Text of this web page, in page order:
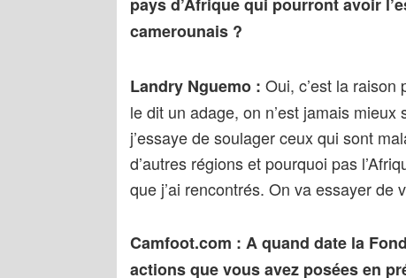
pays d’Afrique qui pourront avoir
camerounais ?
Landry Nguemo : Oui, c’est la raison
le dit un adage, on n’est jamais
j’essaye de soulager ceux qui sont
d’autres régions et pourquoi pas
que j’ai rencontrés. On va essayer de
Camfoot.com : A quand date la
actions que vous avez posées en